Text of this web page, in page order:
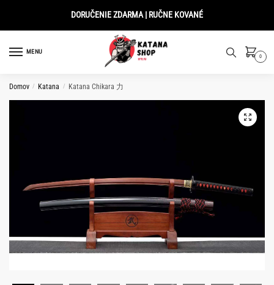
DORUČENIE ZDARMA | RUČNE KOVANÉ
MENU
0
Domov / Katana / Katana Chikara 力